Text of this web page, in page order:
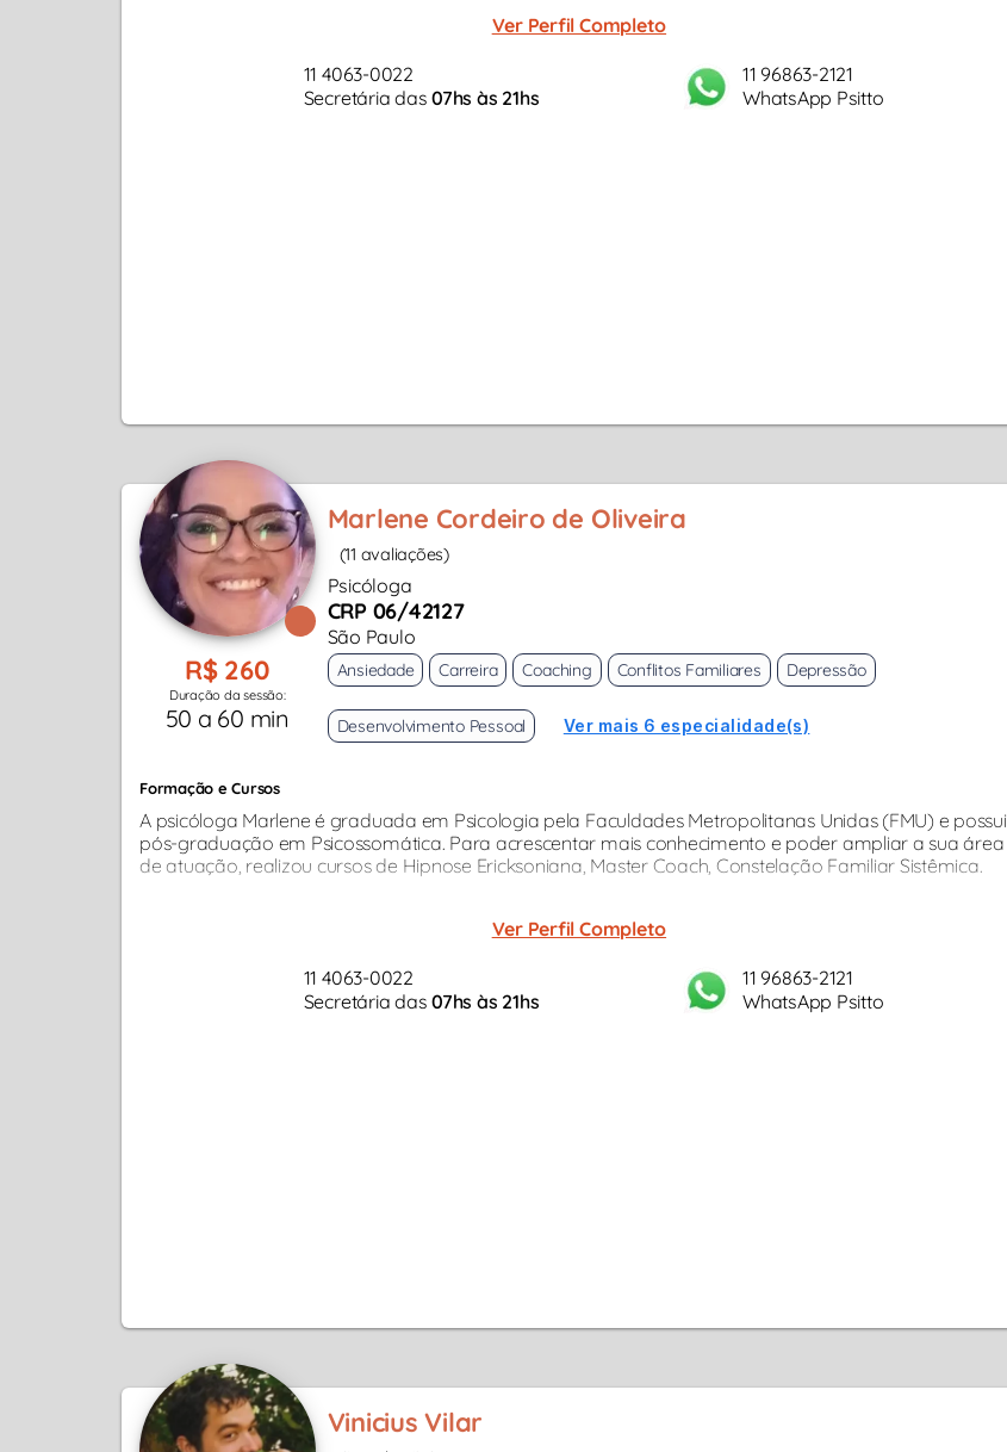
Ver Perfil Completo
11 4063-0022
Secretária das07hs às 21hs
11 96863-2121
WhatsApp Psitto
Marlene Cordeiro de Oliveira
(11 avaliações)
Psicóloga
CRP 06/42127
São Paulo
R$ 260
Duração da sessão:
50 a 60 min
Ansiedade Carreira Coaching Conflitos Familiares Depressão
Desenvolvimento Pessoal Ver mais 6 especialidade(s)
Formação e Cursos
A psicóloga Marlene é graduada em Psicologia pela Faculdades Metropolitanas Unidas (FMU) e possui
pós-graduação em Psicossomática. Para acrescentar mais conhecimento e poder ampliar a sua área
de atuação, realizou cursos de Hipnose Ericksoniana, Master Coach, Constelação Familiar Sistêmica.
Ver Perfil Completo
11 4063-0022
Secretária das07hs às 21hs
11 96863-2121
WhatsApp Psitto
Vinicius Vilar